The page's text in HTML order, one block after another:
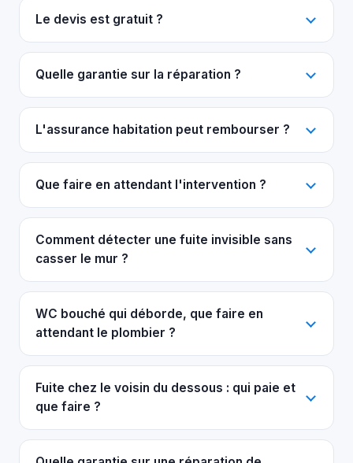
Le devis est gratuit ?
Quelle garantie sur la réparation ?
L'assurance habitation peut rembourser ?
Que faire en attendant l'intervention ?
Comment détecter une fuite invisible sans
casser le mur ?
WC bouché qui déborde, que faire en
attendant le plombier ?
Fuite chez le voisin du dessous : qui paie et
que faire ?